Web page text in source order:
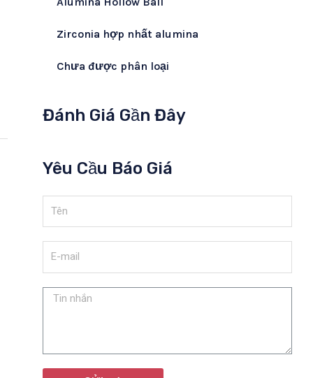
Zirconia hợp nhất alumina
Chưa được phân loại
Đánh Giá Gần Đây
Yêu Cầu Báo Giá